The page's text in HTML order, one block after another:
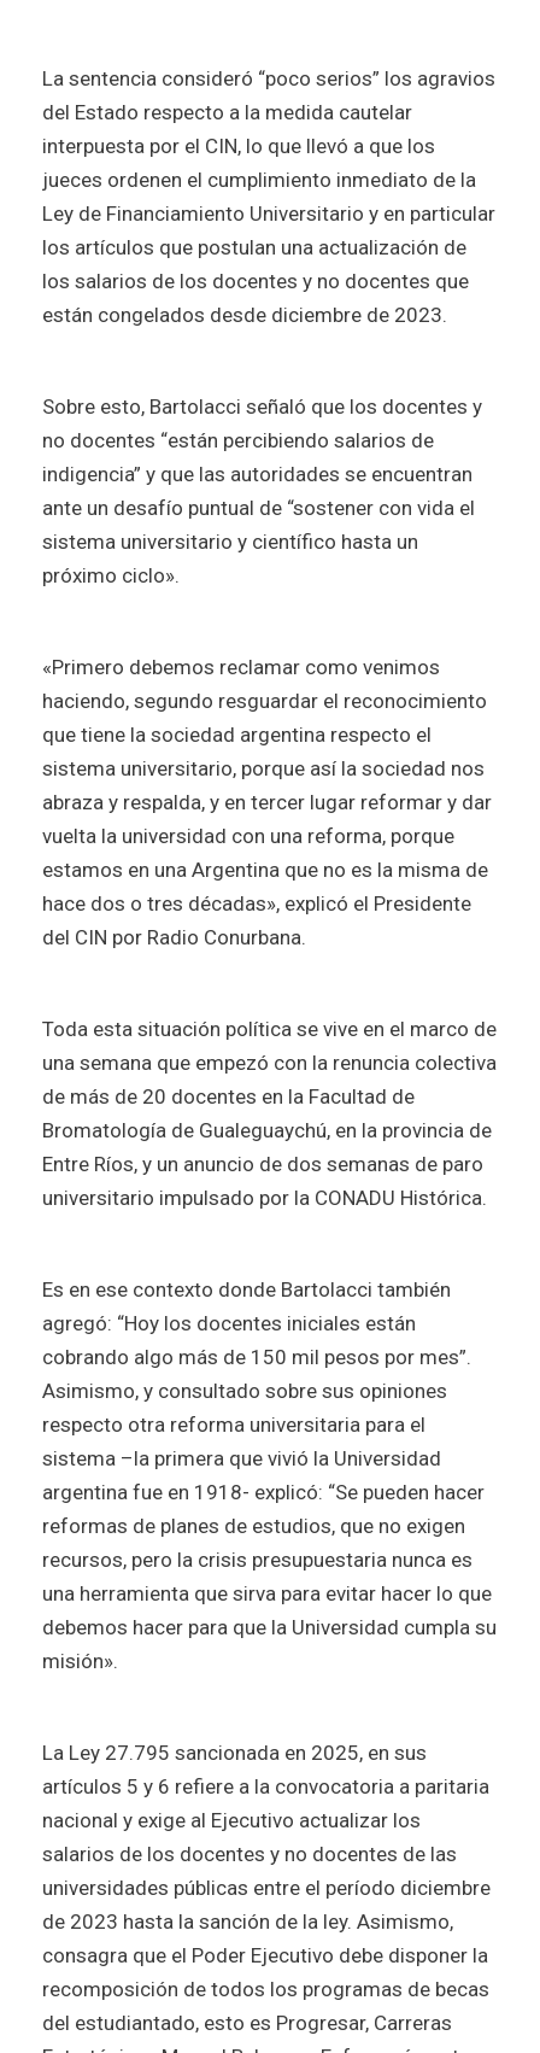
La sentencia consideró “poco serios” los agravios
del Estado respecto a la medida cautelar
interpuesta por el CIN, lo que llevó a que los
jueces ordenen el cumplimiento inmediato de la
Ley de Financiamiento Universitario y en particular
los artículos que postulan una actualización de
los salarios de los docentes y no docentes que
están congelados desde diciembre de 2023.
Sobre esto, Bartolacci señaló que los docentes y
no docentes “están percibiendo salarios de
indigencia” y que las autoridades se encuentran
ante un desafío puntual de “sostener con vida el
sistema universitario y científico hasta un
próximo ciclo».
«Primero debemos reclamar como venimos
haciendo, segundo resguardar el reconocimiento
que tiene la sociedad argentina respecto el
sistema universitario, porque así la sociedad nos
abraza y respalda, y en tercer lugar reformar y dar
vuelta la universidad con una reforma, porque
estamos en una Argentina que no es la misma de
hace dos o tres décadas», explicó el Presidente
del CIN por Radio Conurbana.
Toda esta situación política se vive en el marco de
una semana que empezó con la renuncia colectiva
de más de 20 docentes en la Facultad de
Bromatología de Gualeguaychú, en la provincia de
Entre Ríos, y un anuncio de dos semanas de paro
universitario impulsado por la CONADU Histórica.
Es en ese contexto donde Bartolacci también
agregó: “Hoy los docentes iniciales están
cobrando algo más de 150 mil pesos por mes”.
Asimismo, y consultado sobre sus opiniones
respecto otra reforma universitaria para el
sistema –la primera que vivió la Universidad
argentina fue en 1918- explicó: “Se pueden hacer
reformas de planes de estudios, que no exigen
recursos, pero la crisis presupuestaria nunca es
una herramienta que sirva para evitar hacer lo que
debemos hacer para que la Universidad cumpla su
misión».
La Ley 27.795 sancionada en 2025, en sus
artículos 5 y 6 refiere a la convocatoria a paritaria
nacional y exige al Ejecutivo actualizar los
salarios de los docentes y no docentes de las
universidades públicas entre el período diciembre
de 2023 hasta la sanción de la ley. Asimismo,
consagra que el Poder Ejecutivo debe disponer la
recomposición de todos los programas de becas
del estudiantado, esto es Progresar, Carreras